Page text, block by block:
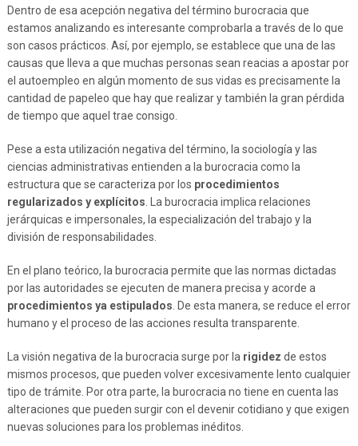
Dentro de esa acepción negativa del término burocracia que
estamos analizando es interesante comprobarla a través de lo que
son casos prácticos. Así, por ejemplo, se establece que una de las
causas que lleva a que muchas personas sean reacias a apostar por
el autoempleo en algún momento de sus vidas es precisamente la
cantidad de papeleo que hay que realizar y también la gran pérdida
de tiempo que aquel trae consigo.
Pese a esta utilización negativa del término, la sociología y las
ciencias administrativas entienden a la burocracia como la
estructura que se caracteriza por los procedimientos
regularizados y explícitos . La burocracia implica relaciones
jerárquicas e impersonales, la especialización del trabajo y la
división de responsabilidades.
En el plano teórico, la burocracia permite que las normas dictadas
por las autoridades se ejecuten de manera precisa y acorde a
procedimientos ya estipulados . De esta manera, se reduce el error
humano y el proceso de las acciones resulta transparente.
La visión negativa de la burocracia surge por la rigidez de estos
mismos procesos, que pueden volver excesivamente lento cualquier
tipo de trámite. Por otra parte, la burocracia no tiene en cuenta las
alteraciones que pueden surgir con el devenir cotidiano y que exigen
nuevas soluciones para los problemas inéditos.